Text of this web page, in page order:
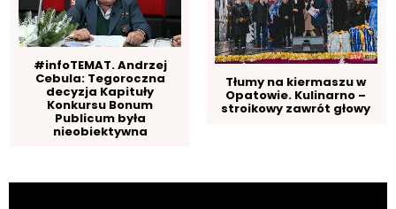
#infoTEMAT. Andrzej
Cebula: Tegoroczna
decyzja Kapituły
Konkursu Bonum
Publicum była
nieobiektywna
Tłumy na kiermaszu w
Opatowie. Kulinarno –
stroikowy zawrót głowy